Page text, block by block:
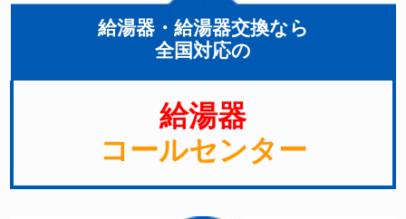
給湯器・給湯器交換なら
全国対応の
給湯器
コールセンター